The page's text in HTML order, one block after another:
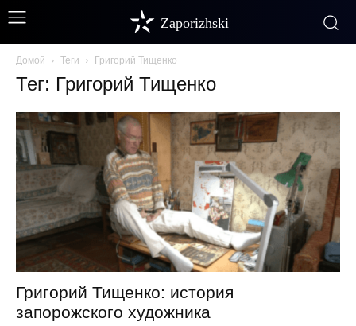
Zaporizhski
Домой Теги Григорий Тищенко
Тег: Григорий Тищенко
Григорий Тищенко: история
запорожского художника